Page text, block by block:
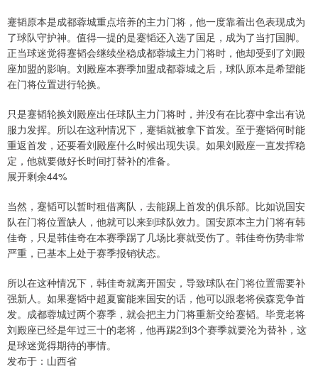
蹇韬原本是成都蓉城重点培养的主力门将，他一度靠着出色表现成为
了球队守护神。值得一提的是蹇韬还入选了国足，成为了当打国脚。
正当球迷觉得蹇韬会继续坐稳成都蓉城主力门将时，他却受到了刘殿
座加盟的影响。刘殿座本赛季加盟成都蓉城之后，球队原本是希望能
在门将位置进行轮换。
只是蹇韬轮换刘殿座出任球队主力门将时，并没有在比赛中拿出有说
服力发挥。所以在这种情况下，蹇韬就被拿下首发。至于蹇韬何时能
重返首发，还要看刘殿座什么时候出现失误。如果刘殿座一直发挥稳
定，他就要做好长时间打替补的准备。
展开剩余44%
当然，蹇韬可以暂时租借离队，去能踢上首发的俱乐部。比如说国安
队在门将位置缺人，他就可以来到球队效力。国安原本主力门将有韩
佳奇，只是韩佳奇在本赛季踢了几场比赛就受伤了。韩佳奇伤势非常
严重，已基本上处于赛季报销状态。
所以在这种情况下，韩佳奇就离开国安，导致球队在门将位置需要补
强新人。如果蹇韬中超夏窗能来国安的话，他可以跟老将侯森竞争首
发。成都蓉城过两个赛季，就会把主力门将重新交给蹇韬。毕竟老将
刘殿座已经是年过三十的老将，他再踢2到3个赛季就要沦为替补，这
是球迷觉得期待的事情。
发布于：山西省